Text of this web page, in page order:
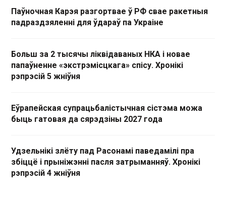
Паўночная Карэя разгортвае ў РФ свае ракетныя
падраздзяленні для ўдараў па Украіне
Больш за 2 тысячы ліквідаваных НКА і новае
папаўненне «экстрэмісцкага» спісу. Хронікі
рэпрэсій 5 жніўня
Еўрапейская супрацьбалістычная сістэма можа
быць гатовая да сярэдзіны 2027 года
Удзельнікі злёту пад Расонамі паведамілі пра
збіццё і прыніжэнні пасля затрыманняў. Хронікі
рэпрэсій 4 жніўня